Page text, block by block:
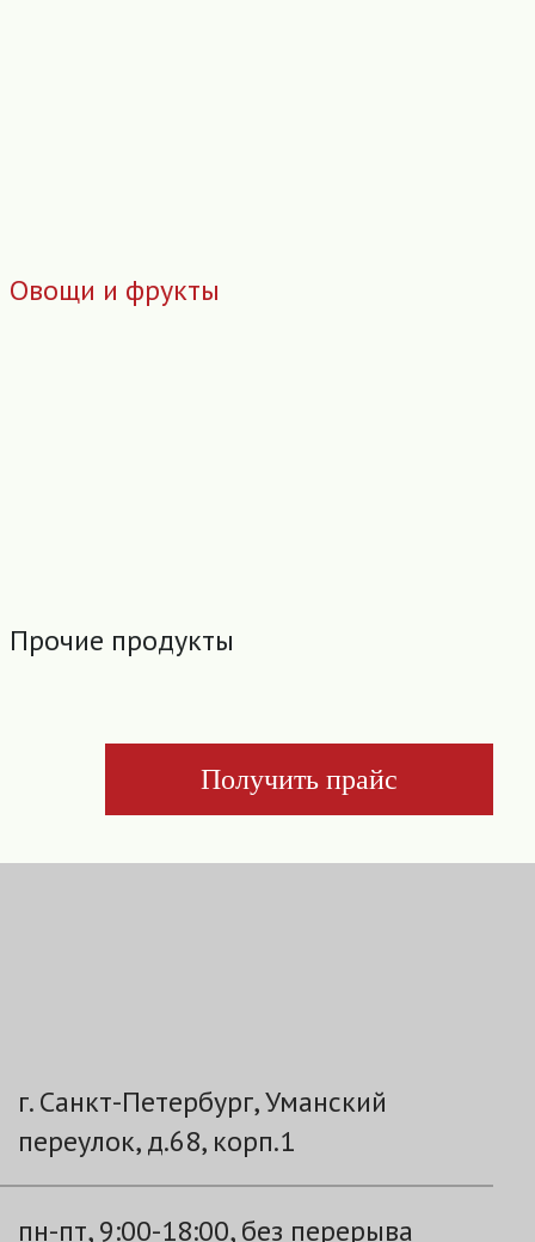
Овощи и фрукты
Прочие продукты
Получить прайс
г. Санкт-Петербург, Уманский
переулок, д.68, корп.1
пн-пт, 9:00-18:00, без перерыва